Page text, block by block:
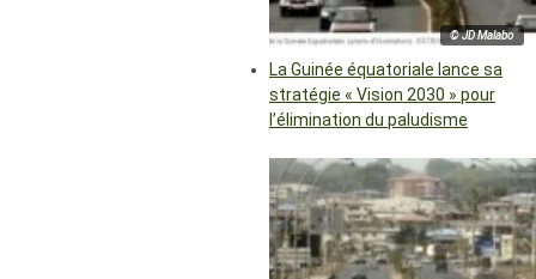
© JD Malabo
La Guinée équatoriale lance sa
stratégie « Vision 2030 » pour
l’élimination du paludisme